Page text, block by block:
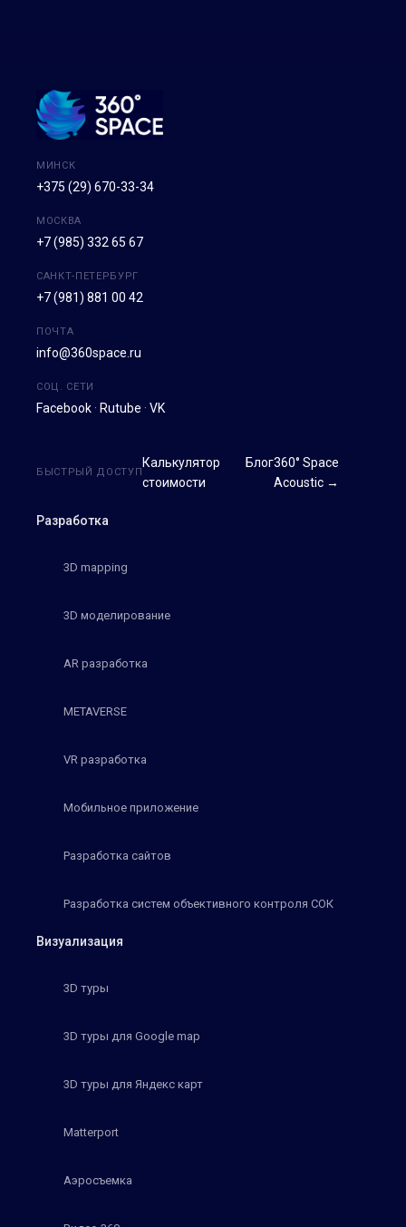
МИНСК
+375 (29) 670-33-34
МОСКВА
+7 (985) 332 65 67
САНКТ-ПЕТЕРБУРГ
+7 (981) 881 00 42
ПОЧТА
info@360space.ru
СОЦ. СЕТИ
Facebook · Rutube · VK
Разработка
3D mapping
3D моделирование
AR разработка
METAVERSE
VR разработка
Мобильное приложение
Разработка сайтов
Разработка систем объективного контроля СОК
Визуализация
3D туры
3D туры для Google map
3D туры для Яндекс карт
Matterport
Аэросъемка
БЫСТРЫЙ ДОСТУП
Калькулятор
стоимости
Блог360° Space
Acoustic →